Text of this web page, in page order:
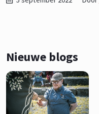
Nieuwe blogs